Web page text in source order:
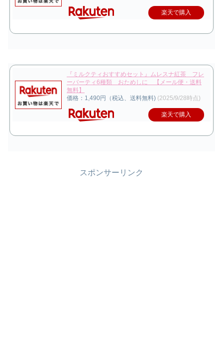
楽天で購入
『ミルクティおすすめセット』ムレスナ紅茶 フレ
ーバーティ6種類 おためしに 【メール便・送料
無料】
価格：1,490円（税込、送料無料) (2025/9/28時点)
楽天で購入
スポンサーリンク